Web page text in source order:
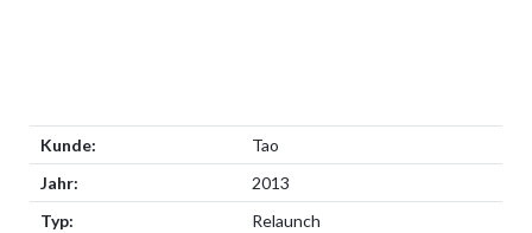
Kunde:
Tao
Jahr:
2013
Typ:
Relaunch